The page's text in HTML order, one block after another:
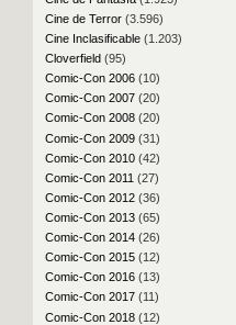
Cine de Terror(3.596)
Cine Inclasificable(1.203)
Cloverfield(95)
Comic-Con 2006(10)
Comic-Con 2007(20)
Comic-Con 2008(20)
Comic-Con 2009(31)
Comic-Con 2010(42)
Comic-Con 2011 (27)
Comic-Con 2012(36)
Comic-Con 2013(65)
Comic-Con 2014(26)
Comic-Con 2015(12)
Comic-Con 2016(13)
Comic-Con 2017(11)
Comic-Con 2018(12)